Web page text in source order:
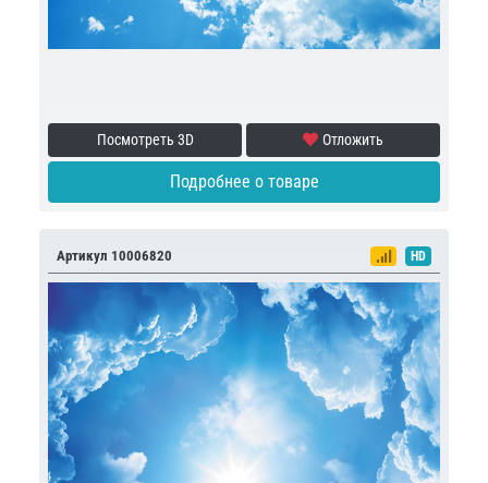
Посмотреть 3D Отложить
Подробнее о товаре
Артикул 10006820 HD